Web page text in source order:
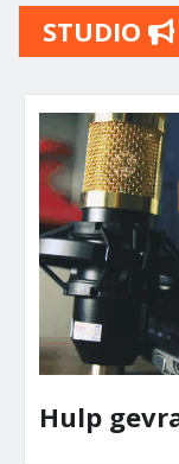
STUDIO
Hulp